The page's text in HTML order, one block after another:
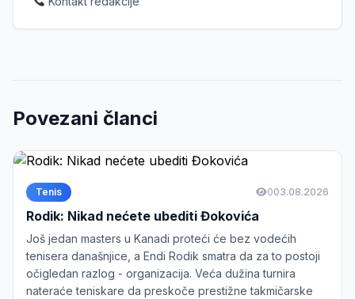
Povezani članci
Tenis 003.08.2026
Rodik: Nikad nećete ubediti Đokovića
Još jedan masters u Kanadi proteći će bez vodećih
tenisera današnjice, a Endi Rodik smatra da za to postoji
očigledan razlog - organizacija. Veća dužina turnira
nateraće teniskare da preskoče prestižne takmičarske